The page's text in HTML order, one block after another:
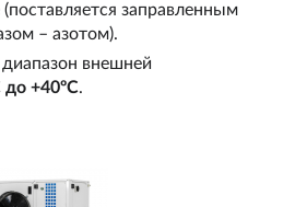
заправленным
– азотом).
внешней
до +40ºС.